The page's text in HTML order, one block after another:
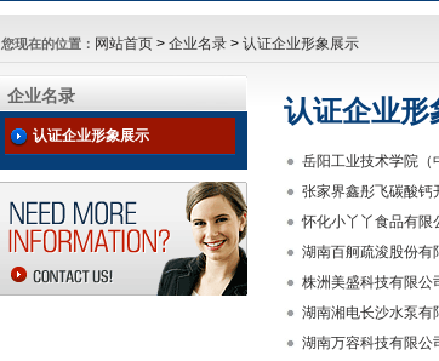
您现在的位置： 网站首页 > 企业名录 > 认证企业形象展示
企业名录
认证企业形象展示
认证企业形
岳阳工业技术学院（
张家界鑫彤飞碳酸钙
怀化小丫丫食品有限
湖南百舸疏浚股份
认证
株洲美盛科技有限公
车电子产品
湖南湘电长沙水泵有
湖南万容科技有限公